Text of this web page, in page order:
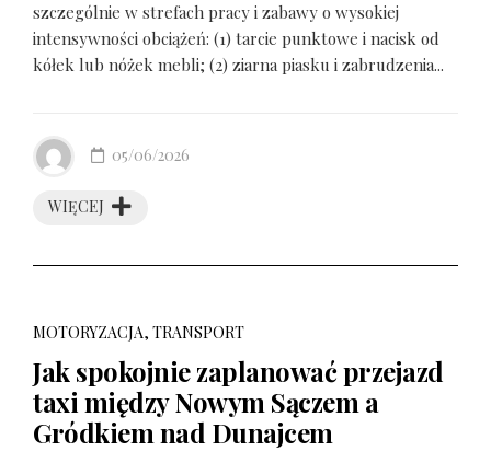
szczególnie w strefach pracy i zabawy o wysokiej
intensywności obciążeń: (1) tarcie punktowe i nacisk od
kółek lub nóżek mebli; (2) ziarna piasku i zabrudzenia...
WIĘCEJ
05/06/2026
MOTORYZACJA, TRANSPORT
Jak spokojnie zaplanować przejazd
taxi między Nowym Sączem a
Gródkiem nad Dunajcem